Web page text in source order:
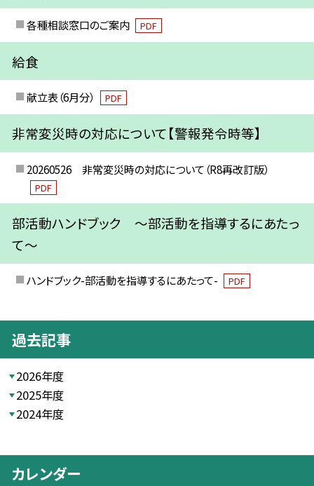
各種相談窓口のご案内 PDF
給食
献立表（6月分） PDF
非常変災時の対応について【警報発令時等】
20260526 非常変災時の対応について（R8再改訂版）
PDF
部活動ハンドブック ～部活動を指導するにあたっ
て～
ハンドブック-部活動を指導するにあたって- PDF
過去記事
2026年度
2025年度
2024年度
カレンダー